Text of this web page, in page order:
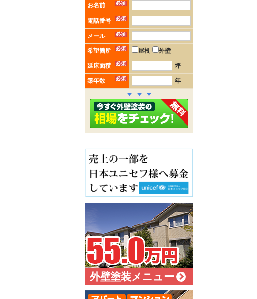
お名前 必須
電話番号 必須
メール 必須
希望箇所 必須 屋根 外壁
延床面積 必須 坪
築年数 必須 年
外壁塗装メニュー